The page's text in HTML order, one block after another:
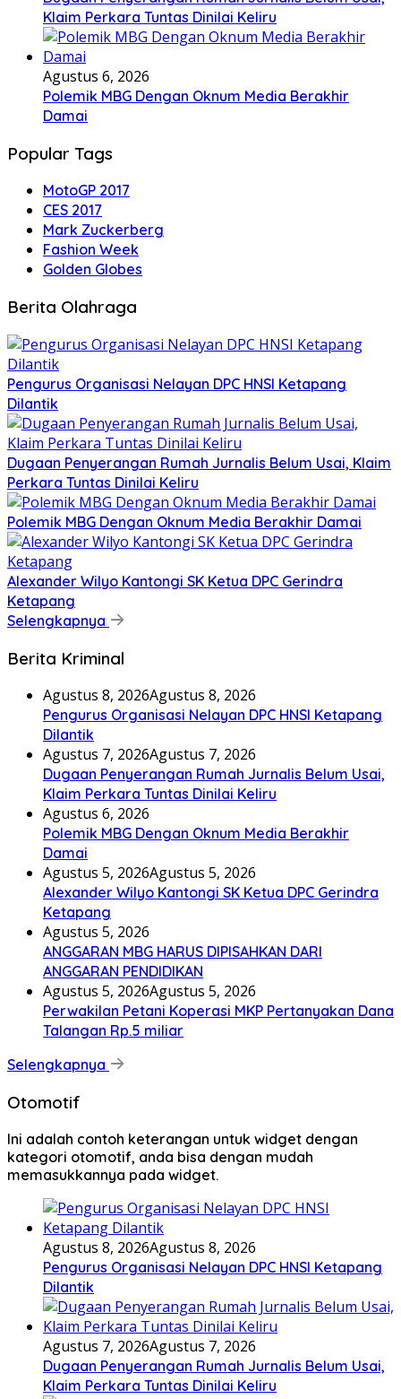
Klaim Perkara Tuntas Dinilai Keliru
Agustus 6, 2026
Polemik MBG Dengan Oknum Media Berakhir
Damai
Popular Tags
MotoGP 2017
CES 2017
Mark Zuckerberg
Fashion Week
Golden Globes
Berita Olahraga
Pengurus Organisasi Nelayan DPC HNSI Ketapang
Dilantik
Dugaan Penyerangan Rumah Jurnalis Belum Usai, Klaim
Perkara Tuntas Dinilai Keliru
Polemik MBG Dengan Oknum Media Berakhir Damai
Alexander Wilyo Kantongi SK Ketua DPC Gerindra
Ketapang
Selengkapnya
Berita Kriminal
Agustus 8, 2026Agustus 8, 2026
Pengurus Organisasi Nelayan DPC HNSI Ketapang
Dilantik
Agustus 7, 2026Agustus 7, 2026
Dugaan Penyerangan Rumah Jurnalis Belum Usai,
Klaim Perkara Tuntas Dinilai Keliru
Agustus 6, 2026
Polemik MBG Dengan Oknum Media Berakhir
Damai
Agustus 5, 2026Agustus 5, 2026
Alexander Wilyo Kantongi SK Ketua DPC Gerindra
Ketapang
Agustus 5, 2026
ANGGARAN MBG HARUS DIPISAHKAN DARI
ANGGARAN PENDIDIKAN
Agustus 5, 2026Agustus 5, 2026
Perwakilan Petani Koperasi MKP Pertanyakan Dana
Talangan Rp.5 miliar
Selengkapnya
Otomotif
Ini adalah contoh keterangan untuk widget dengan
kategori otomotif, anda bisa dengan mudah
memasukkannya pada widget.
Agustus 8, 2026Agustus 8, 2026
Pengurus Organisasi Nelayan DPC HNSI Ketapang
Dilantik
Agustus 7, 2026Agustus 7, 2026
Dugaan Penyerangan Rumah Jurnalis Belum Usai,
Klaim Perkara Tuntas Dinilai Keliru